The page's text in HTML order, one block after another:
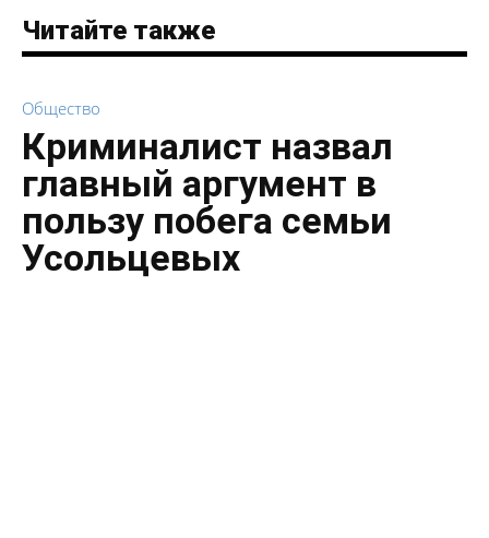
Читайте также
Общество
Криминалист назвал
главный аргумент в
пользу побега семьи
Усольцевых